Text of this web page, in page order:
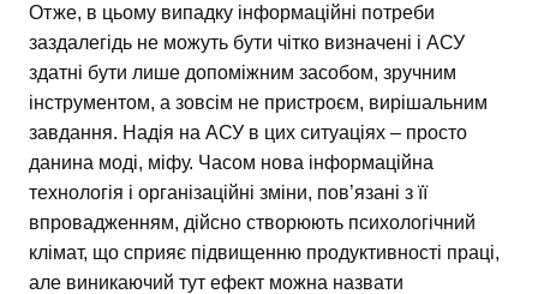
Отже, в цьому випадку інформаційні потреби
заздалегідь не можуть бути чітко визначені і АСУ
здатні бути лише допоміжним засобом, зручним
інструментом, а зовсім не пристроєм, вирішальним
завдання. Надія на АСУ в цих ситуаціях – просто
данина моді, міфу. Часом нова інформаційна
технологія і організаційні зміни, пов’язані з її
впровадженням, дійсно створюють психологічний
клімат, що сприяє підвищенню продуктивності праці,
але виникаючий тут ефект можна назвати